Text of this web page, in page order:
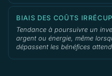
BIAIS DES COÛTS
Tendance à poursuivre un
argent ou énergie, même
dépassent les bénéfices